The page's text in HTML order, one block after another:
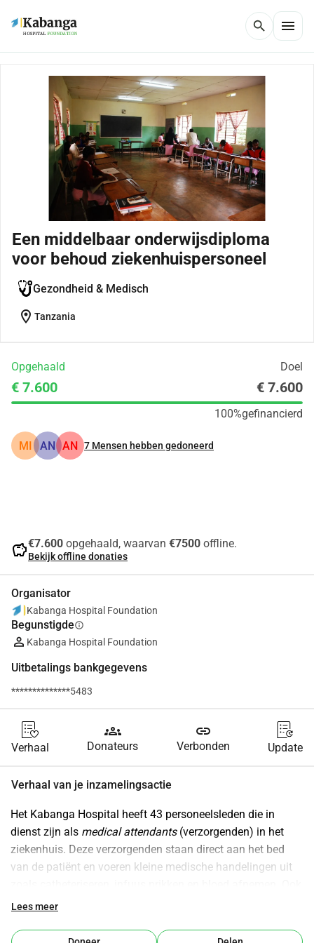
search menu
Een middelbaar onderwijsdiploma
voor behoud ziekenhuispersoneel
Gezondheid & Medisch
location_on Tanzania
Opgehaald Doel
€ 7.600 € 7.600
100%gefinancierd
MI AN AN 7 Mensen hebben gedoneerd
savings€7.600 opgehaald, waarvan €7500 offline.
Bekijk offline donaties
Organisator
Kabanga Hospital Foundation
Begunstigdeinfo
Kabanga Hospital Foundation
Uitbetalings bankgegevens
**************5483
Verhaal
groups
Donateurs
link
Verbonden Update
Verhaal van je inzamelingsactie
Het Kabanga Hospital heeft 43 personeelsleden die in
dienst zijn als medical attendants (verzorgenden) in het
ziekenhuis. Deze verzorgenden staan direct aan het bed
van de patiënt en voeren kleine medische handelingen uit
helpen zij de verpleegkundigen met het uitdelen van
verzorging van de patiënt. De medical attendants zijn ook
Lees meer